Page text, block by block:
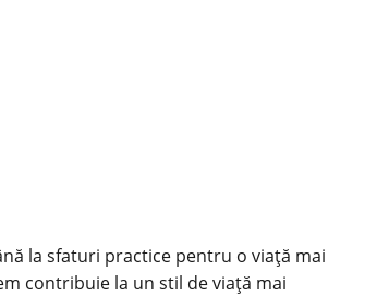
la sfaturi practice pentru o viață mai
contribuie la un stil de viață mai